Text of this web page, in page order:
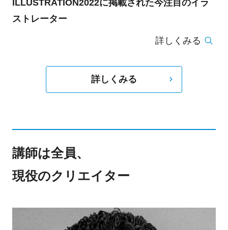
ILLUSTRATION2022に掲載された今注目のイラ
ストレーター
詳しくみる
詳しくみる
講師は全員、
現役のクリエイター